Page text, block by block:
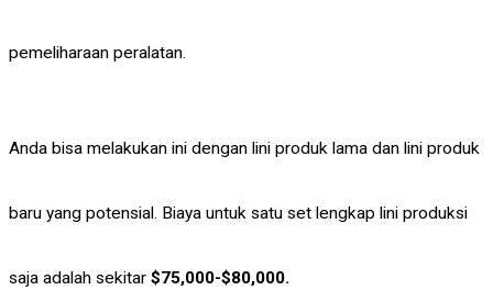
pemeliharaan peralatan.
Anda bisa melakukan ini dengan lini produk lama dan lini produk
baru yang potensial. Biaya untuk satu set lengkap lini produksi
saja adalah sekitar $75,000-$80,000.